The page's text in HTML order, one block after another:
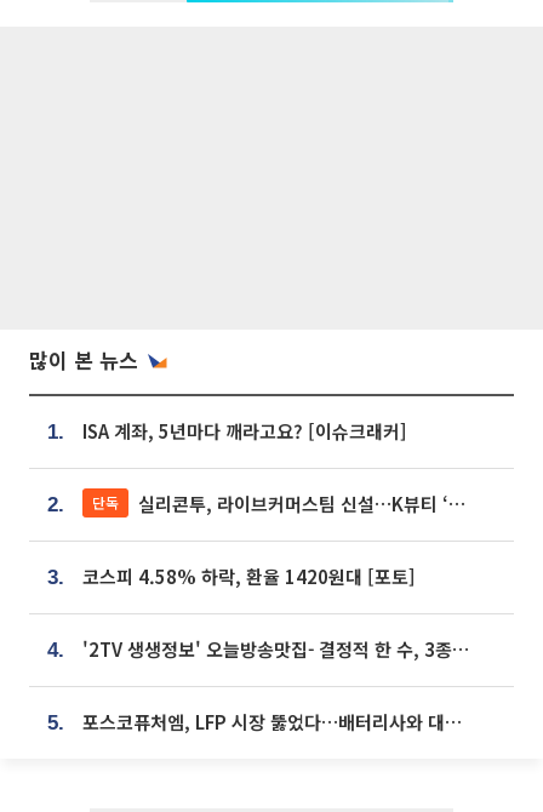
많이 본 뉴스
1. ISA 계좌, 5년마다 깨라고요? [이슈크래커]
2. 단독 실리콘투, 라이브커머스팀 신설…K뷰티 ‘글로벌 판매망’ 확대[K뷰티 라방戰]
3. 코스피 4.58% 하락, 환율 1420원대 [포토]
4. '2TV 생생정보' 오늘방송맛집- 결정적 한 수, 3종 메밀면! 메밀 소바 맛집 '의○○○○'
5. 포스코퓨처엠, LFP 시장 뚫었다…배터리사와 대규모 장기 공급 합의